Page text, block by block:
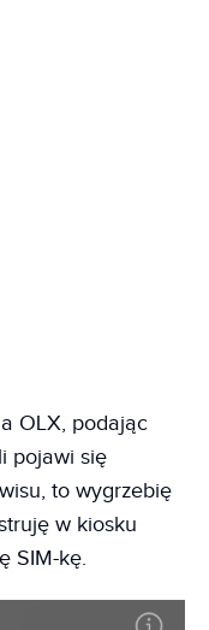
OLX, podając
pojawi się
to wygrzebię
w kiosku
SIM-kę.